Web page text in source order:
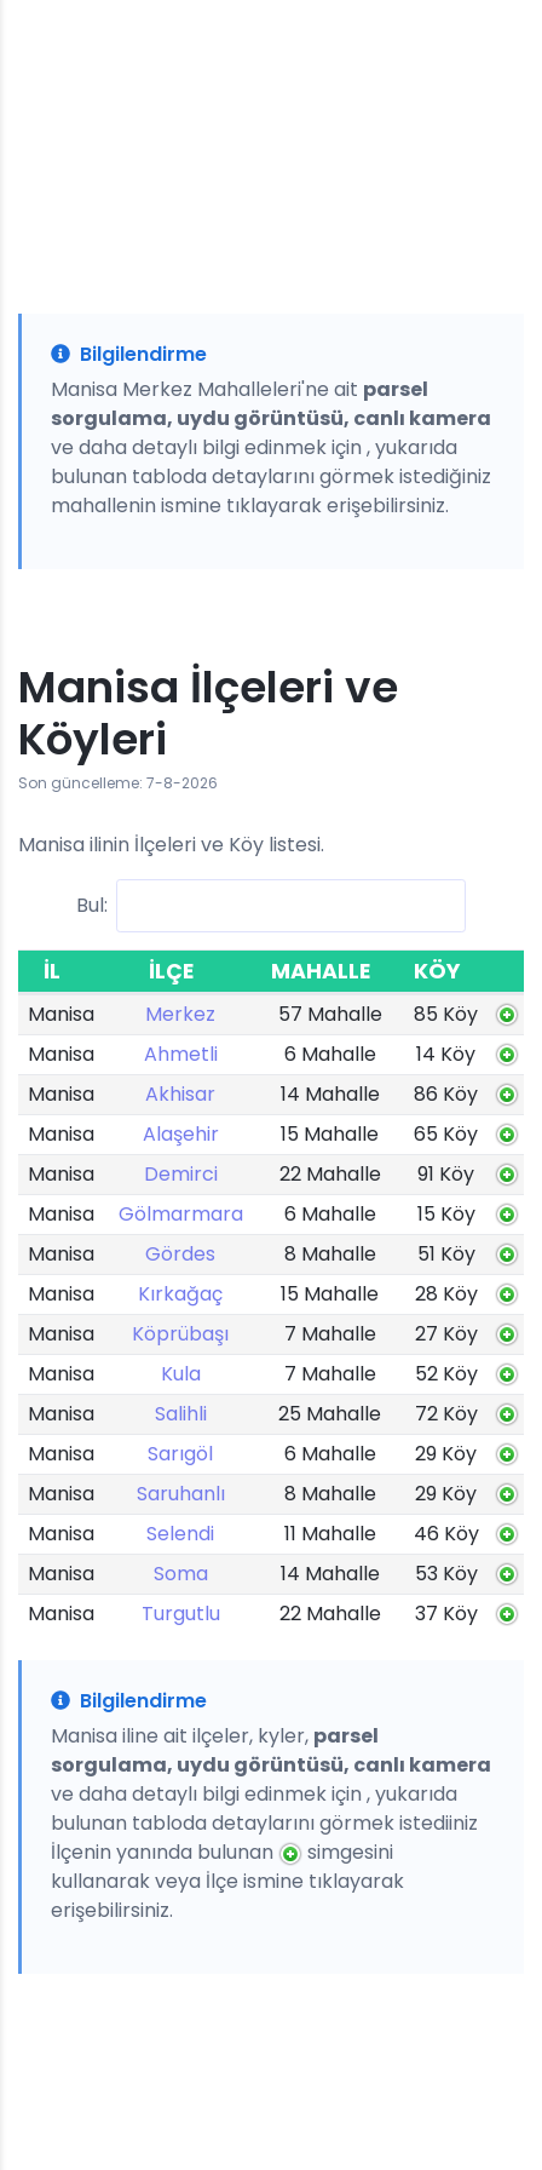
Bilgilendirme
Manisa Merkez Mahalleleri'ne ait parsel
sorgulama, uydu görüntüsü, canlı kamera
ve daha detaylı bilgi edinmek için , yukarıda
bulunan tabloda detaylarını görmek istediğiniz
mahallenin ismine tıklayarak erişebilirsiniz.
Manisa İlçeleri ve
Köyleri
Son güncelleme: 7-8-2026
Manisa ilinin İlçeleri ve Köy listesi.
Bul:
İL İLÇE MAHALLE KÖY
Manisa Merkez 57 Mahalle
85 Köy
Manisa
Ahmetli 6 Mahalle
14 Köy
Manisa
Akhisar 14 Mahalle
86 Köy
Manisa
Alaşehir 15 Mahalle
65 Köy
Manisa
Demirci 22 Mahalle
91 Köy
Manisa
Gölmarmara 6 Mahalle
15 Köy
Manisa
Gördes 8 Mahalle
51 Köy
Manisa
Kırkağaç 15 Mahalle
28 Köy
Manisa
Köprübaşı 7 Mahalle
27 Köy
Manisa
Kula 7 Mahalle
52 Köy
Manisa
Salihli 25 Mahalle
72 Köy
Manisa
Sarıgöl 6 Mahalle
29 Köy
Manisa
Saruhanlı 8 Mahalle
29 Köy
Manisa
Selendi 11 Mahalle
46 Köy
Manisa
Soma 14 Mahalle
53 Köy
Manisa
Turgutlu 22 Mahalle 37 Köy
Bilgilendirme
Manisa iline ait ilçeler, kyler, parsel
sorgulama, uydu görüntüsü, canlı kamera
ve daha detaylı bilgi edinmek için , yukarıda
bulunan tabloda detaylarını görmek istediiniz
İlçenin yanında bulunan
simgesini
kullanarak veya İlçe ismine tıklayarak
erişebilirsiniz.